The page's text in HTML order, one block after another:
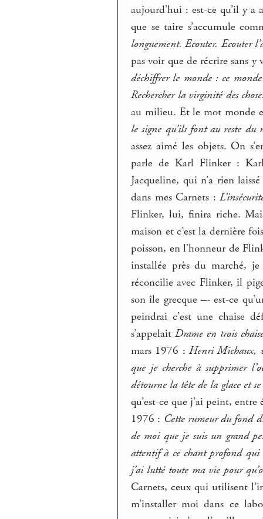
aujourd’hui : est-ce qu’il y
que se taire s’accumule
longuement. Ecouter. Ecouter
pas voir que de récrire sans
déchiffrer le monde : ce
Rechercher la virginité des
au milieu. Et le mot monde
le signe qu’ils font au reste
assez aimé les objets. On
parle de Karl Flinker :
Jacqueline, qui n’a rien
dans mes Carnets :
Flinker, lui, finira riche.
maison et c’est la dernière
poisson, en l’honneur de
installée près du marché,
réconcilie avec Flinker, il
son île grecque –- est-ce
peindrai c’est une chaise
s’appelaitDrame en trois
mars 1976 :Henri Michaux,
que je cherche à supprimer
détourne la tête de la glace et
qu’est-ce que j’ai peint,
1976 : Cette rumeur du fond
de moi que je suis un grand
attentif à ce chant profond qui
j’ai lutté toute ma vie pour
Carnets, ceux qui utilisent
m’installer moi dans ce